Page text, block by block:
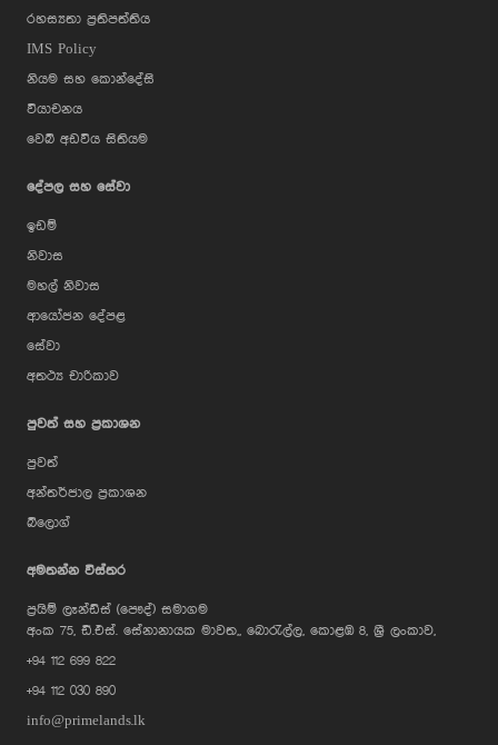
රහස්‍යතා ප්‍රතිපත්තිය
IMS Policy
නියම සහ කොන්දේසි
වියාචනය
වෙබ් අඩවිය සිතියම
දේපල සහ සේවා
ඉඩම්
නිවාස
මහල් නිවාස
ආයෝජන දේපළ
සේවා
අතථ්‍ය චාරිකාව
පුවත් සහ ප්‍රකාශන
පුවත්
අන්තර්ජාල ප්‍රකාශන
බ්ලොග්
අමතන්න විස්තර
ප්‍රයිම් ලෑන්ඩ්ස් (පෞද්) සමාගම
අංක 75, ඩී.එස්. සේනානායක මාවත,, බොරැල්ල, කොළඹ 8, ශ්‍රී ලංකාව,
+94 112 699 822
+94 112 030 890
info@primelands.lk
Hi, I'm Prime Bee, Your AI